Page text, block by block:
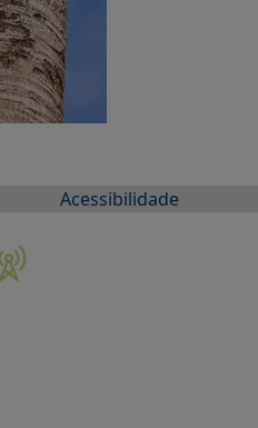
Acessibilidade